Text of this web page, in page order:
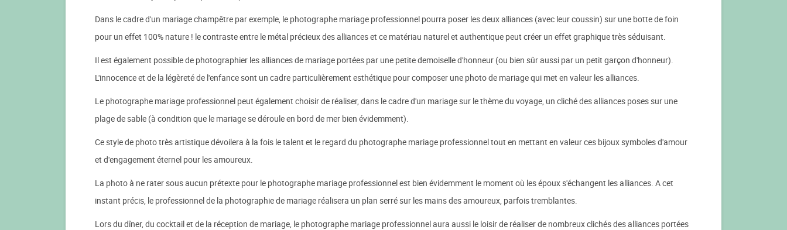
Dans le cadre d'un mariage champêtre par exemple, le photographe mariage professionnel pourra poser les deux alliances (avec leur coussin) sur une botte de foin
pour un effet 100% nature ! le contraste entre le métal précieux des alliances et ce matériau naturel et authentique peut créer un effet graphique très séduisant.
Il est également possible de photographier les alliances de mariage portées par une petite demoiselle d'honneur (ou bien sûr aussi par un petit garçon d'honneur).
L'innocence et de la légèreté de l'enfance sont un cadre particulièrement esthétique pour composer une photo de mariage qui met en valeur les alliances.
Le photographe mariage professionnel peut également choisir de réaliser, dans le cadre d'un mariage sur le thème du voyage, un cliché des alliances poses sur une
plage de sable (à condition que le mariage se déroule en bord de mer bien évidemment).
Ce style de photo très artistique dévoilera à la fois le talent et le regard du photographe mariage professionnel tout en mettant en valeur ces bijoux symboles d'amour
et d'engagement éternel pour les amoureux.
La photo à ne rater sous aucun prétexte pour le photographe mariage professionnel est bien évidemment le moment où les époux s'échangent les alliances. A cet
instant précis, le professionnel de la photographie de mariage réalisera un plan serré sur les mains des amoureux, parfois tremblantes.
Lors du dîner, du cocktail et de la réception de mariage, le photographe mariage professionnel aura aussi le loisir de réaliser de nombreux clichés des alliances portées